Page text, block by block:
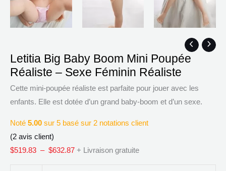
Letitia Big Baby Boom Mini Poupée
Réaliste – Sexe Féminin Réaliste
Cette mini-poupée réaliste est parfaite pour jouer avec les
enfants. Elle est dotée d’un grand baby-boom et d’un sexe.
Noté 5.00 sur 5 basé sur 2 notations client
(2 avis client)
$519.83 – $632.87
de
prix :
$519.83
à
+ Livraison gratuite
de
Letitia
Big
Baby
Mini
Poupée
Réaliste